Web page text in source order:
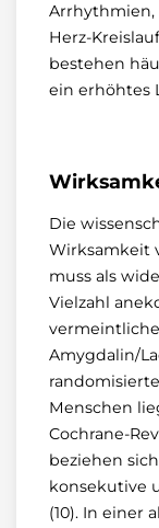
Arrhythmien,
Herz-
bestehen
ein erhöhtes
Die
Wirksamkeit
muss als
Vielzahl
Amygdalin/
Menschen
Cochrane-
beziehen
konsekutive
(10). In einer